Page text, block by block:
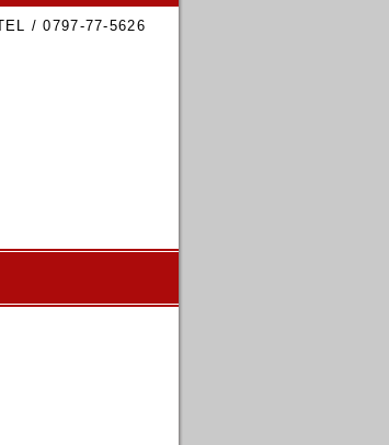
/ 0797-77-5626